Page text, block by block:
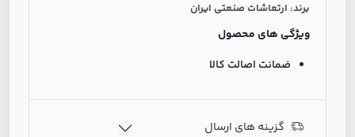
برند: ارتعاشات صنعتی ایران
ویژگی های محصول
ضمانت اصالت کالا
گزینه های ارسال